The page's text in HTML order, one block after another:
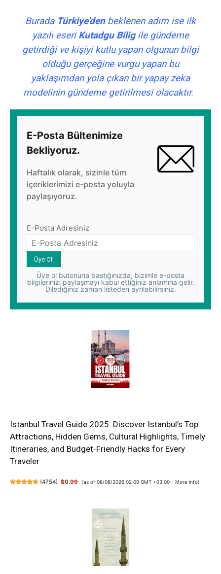
Burada Türkiye’denbeklenen adım ise ilk
yazılı eseriKutadgu Biligile gündeme
getirdiği ve kişiyi kutlu yapan olgunun bilgi
olduğu gerçeğine vurgu yapan bu
yaklaşımdan yola çıkan bir yapay zeka
modelinin gündeme getirilmesi olacaktır.
E-Posta Bültenimize
Bekliyoruz.
Haftalık olarak, sizinle tüm
içeriklerimizi e-posta yoluyla
paylaşıyoruz.
E-Posta Adresiniz
Üye ol butonuna bastığınızda, bizimle e-posta
bilgilerinizi paylaşmayı kabul ettiğiniz anlamına gelir.
Dilediğiniz zaman listeden ayrılabilirsiniz.
Istanbul Travel Guide 2025: Discover Istanbul’s Top
Attractions, Hidden Gems, Cultural Highlights, Timely
Itineraries, and Budget-Friendly Hacks for Every
Traveler
(4754) $0.99 (as of 08/08/2026 02:09 GMT +03:00 - More info)